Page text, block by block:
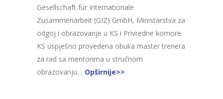
Gesellschaft für Internationale
Zusammenarbeit (GIZ) GmbH, Ministarstva za
odgoj i obrazovanje u KS i Privredne komore
KS uspješno provedena obuka master trenera
za rad sa mentorima u stručnom
obrazovanju… Opširnije>>